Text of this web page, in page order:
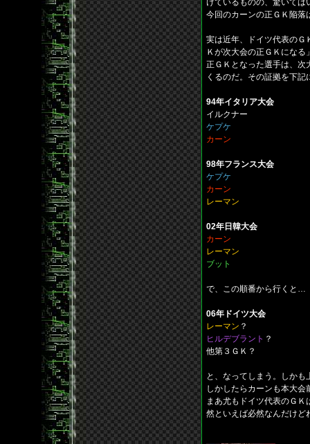
けているものの、驚いて
今回のカーンの正ＧＫ陥落
実は近年、ドイツ代表のＧ
Ｋが次大会の正ＧＫにな
正ＧＫとなった選手は、次
くるのだ。その証拠を下記
94年イタリア大会
イルクナー
ケプケ
カーン
98年フランス大会
ケプケ
カーン
レーマン
02年日韓大会
カーン
レーマン
ブット
で、この順番から行くと…
06年ドイツ大会
レーマン ？
ヒルデブラント ？
他第３ＧＫ？
と、なってしまう。しか
しかしたらカーンも本大
まあ尤もドイツ代表のＧ
然といえば必然なんだけ